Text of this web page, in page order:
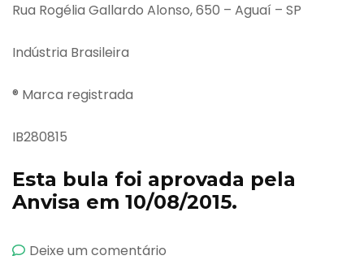
Rua Rogélia Gallardo Alonso, 650 – Aguaí – SP
Indústria Brasileira
® Marca registrada
IB280815
Esta bula foi aprovada pela
Anvisa em 10/08/2015.
Deixe um comentário